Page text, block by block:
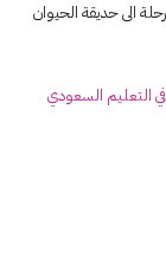
الى حديقة الحيوان
التعليم السعودي